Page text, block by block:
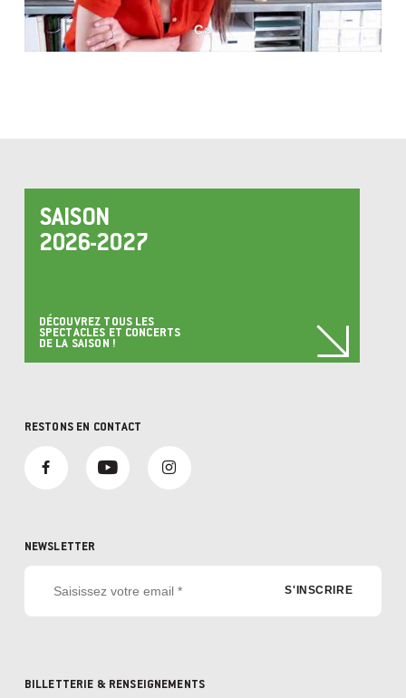
SAISON
2026-2027
DÉCOUVREZ TOUS LES
SPECTACLES ET CONCERTS
DE LA SAISON !
RESTONS EN CONTACT
NEWSLETTER
BILLETTERIE & RENSEIGNEMENTS